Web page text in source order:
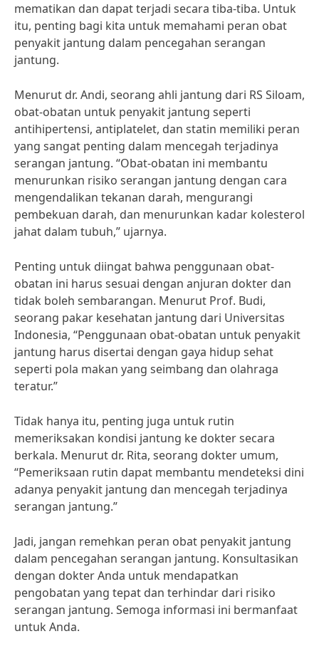
mematikan dan dapat terjadi secara tiba-tiba. Untuk
itu, penting bagi kita untuk memahami peran obat
penyakit jantung dalam pencegahan serangan
jantung.
Menurut dr. Andi, seorang ahli jantung dari RS Siloam,
obat-obatan untuk penyakit jantung seperti
antihipertensi, antiplatelet, dan statin memiliki peran
yang sangat penting dalam mencegah terjadinya
serangan jantung. “Obat-obatan ini membantu
menurunkan risiko serangan jantung dengan cara
mengendalikan tekanan darah, mengurangi
pembekuan darah, dan menurunkan kadar kolesterol
jahat dalam tubuh,” ujarnya.
Penting untuk diingat bahwa penggunaan obat-
obatan ini harus sesuai dengan anjuran dokter dan
tidak boleh sembarangan. Menurut Prof. Budi,
seorang pakar kesehatan jantung dari Universitas
Indonesia, “Penggunaan obat-obatan untuk penyakit
jantung harus disertai dengan gaya hidup sehat
seperti pola makan yang seimbang dan olahraga
teratur.”
Tidak hanya itu, penting juga untuk rutin
memeriksakan kondisi jantung ke dokter secara
berkala. Menurut dr. Rita, seorang dokter umum,
“Pemeriksaan rutin dapat membantu mendeteksi dini
adanya penyakit jantung dan mencegah terjadinya
serangan jantung.”
Jadi, jangan remehkan peran obat penyakit jantung
dalam pencegahan serangan jantung. Konsultasikan
dengan dokter Anda untuk mendapatkan
pengobatan yang tepat dan terhindar dari risiko
serangan jantung. Semoga informasi ini bermanfaat
untuk Anda.